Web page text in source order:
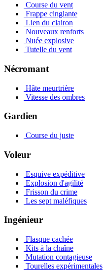
Course du vent
Frappe cinglante
Lien du clairon
Nouveaux renforts
Nuée explosive
Tutelle du vent
Nécromant
Hâte meurtrière
Vitesse des ombres
Gardien
Course du juste
Voleur
Esquive expéditive
Explosion d'agilité
Frisson du crime
Les sept maléfiques
Ingénieur
Flasque cachée
Kits à la chaîne
Mutation contagieuse
Tourelles expérimentales